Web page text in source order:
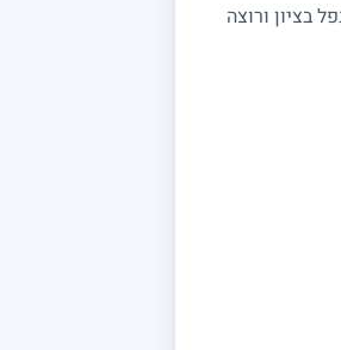
מי שנפל בציון ורוצה